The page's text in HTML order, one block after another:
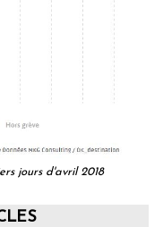
jours d'avril 2018